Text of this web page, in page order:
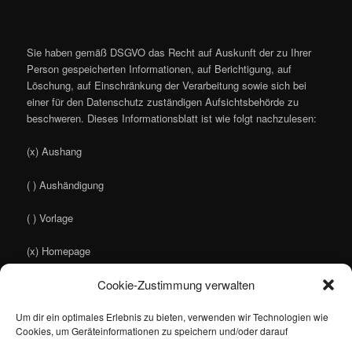
Cookie-Zustimmung verwalten
Um dir ein optimales Erlebnis zu bieten, verwenden wir Technologien wie
Cookies, um Geräteinformationen zu speichern und/oder darauf
Sie haben gemäß DSGVO das Recht auf Auskunft der zu Ihrer
Person gespeicherten Informationen, auf Berichtigung, auf
Löschung, auf Einschränkung der Verarbeitung sowie sich bei
einer für den Datenschutz zuständigen Aufsichtsbehörde zu
beschweren. Dieses Informationsblatt ist wie folgt nachzulesen:
(x) Aushang
( ) Aushändigung
( ) Vorlage
(x) Homepage
Die erfassten Daten werden nur für den vorgenannten Zweck
verwendet und nicht elektronisch verarbeitet! Die Daten werden